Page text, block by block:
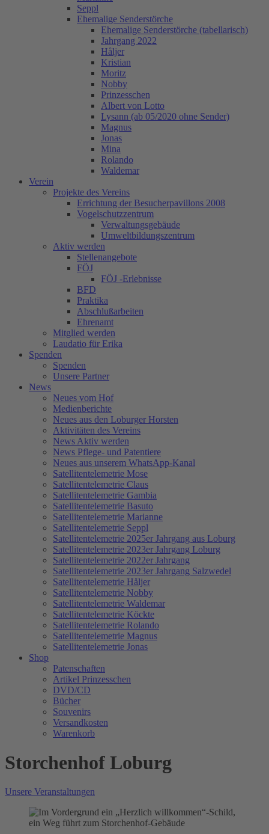
Seppl
Ehemalige Senderstörche
Ehemalige Senderstörche (tabellarisch)
Jahrgang 2022
Håljer
Kristian
Moritz
Nobby
Prinzesschen
Albert von Lotto
Lysann (ab 05/2020 ohne Sender)
Magnus
Jonas
Mina
Rolando
Waldemar
Verein
Projekte des Vereins
Errichtung der Besucherpavillons 2008
Vogelschutzzentrum
Verwaltungsgebäude
Umweltbildungszentrum
Aktiv werden
Stellenangebote
FÖJ
FÖJ -Erlebnisse
BFD
Praktika
Abschlußarbeiten
Ehrenamt
Mitglied werden
Laudatio für Erika
Spenden
Spenden
Unsere Partner
News
Neues vom Hof
Medienberichte
Neues aus den Loburger Horsten
Aktivitäten des Vereins
News Aktiv werden
News Pflege- und Patentiere
Neues aus unserem WhatsApp-Kanal
Satellitentelemetrie Mose
Satellitentelemetrie Claus
Satellitentelemetrie Gambia
Satellitentelemetrie Basuto
Satellitentelemetrie Marianne
Satellitentelemetrie Seppl
Satellitentelemetrie 2025er Jahrgang aus Loburg
Satellitentelemetrie 2023er Jahrgang Loburg
Satellitentelemetrie 2022er Jahrgang
Satellitentelemetrie 2023er Jahrgang Salzwedel
Satellitentelemetrie Håljer
Satellitentelemetrie Nobby
Satellitentelemetrie Waldemar
Satellitentelemetrie Köckte
Satellitentelemetrie Rolando
Satellitentelemetrie Magnus
Satellitentelemetrie Jonas
Shop
Patenschaften
Artikel Prinzesschen
DVD/CD
Bücher
Souvenirs
Versandkosten
Warenkorb
Storchenhof Loburg
Unsere Veranstaltungen